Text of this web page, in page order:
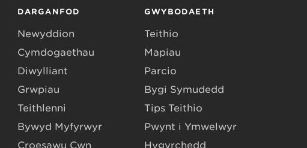
DARGANFOD
Newyddion
Cymdogaethau
Diwylliant
Grwpiau
Teithlenni
Bywyd Myfyrwyr
Croesawu Cŵn
GWYBODAETH
Teithio
Mapiau
Parcio
Bygi Symudedd
Tips Teithio
Pwynt i Ymwelwyr
Hygyrchedd